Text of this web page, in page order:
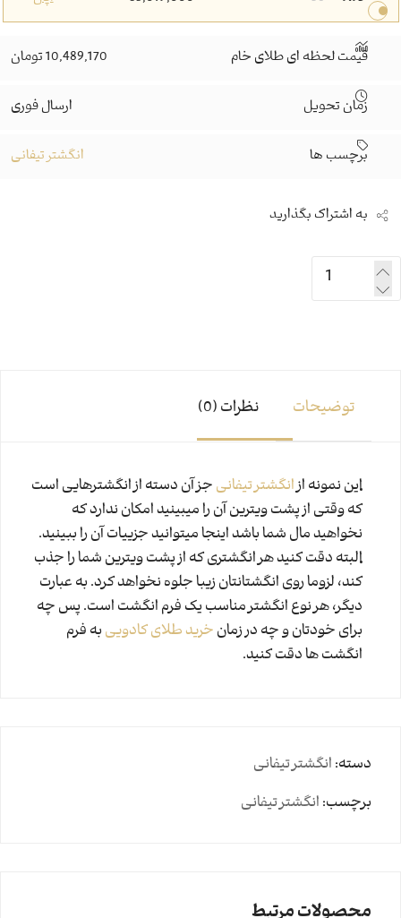
قیمت لحظه ای طلای خام 10,489,170 تومان
زمان تحویل ارسال فوری
برچسب ها انگشتر تیفانی
به اشتراک بگذارید
توضیحات نظرات (0)
این نمونه ازانگشتر تیفانی جز آن دسته از انگشترهایی است
که وقتی از پشت ویترین آن را میبینید امکان ندارد که
نخواهید مال شما باشد اینجا میتوانید جزییات آن را ببینید.
البته دقت کنید هر انگشتری که از پشت ویترین شما را جذب
کند، لزوما روی انگشتانتان زیبا جلوه نخواهد کرد. به عبارت
دیگر، هر نوع انگشتر مناسب یک فرم انگشت است. پس چه
برای خودتان و چه در زمان خرید طلای کادویی به فرم
انگشت ها دقت کنید.
دسته: انگشتر تیفانی
برچسب: انگشتر تیفانی